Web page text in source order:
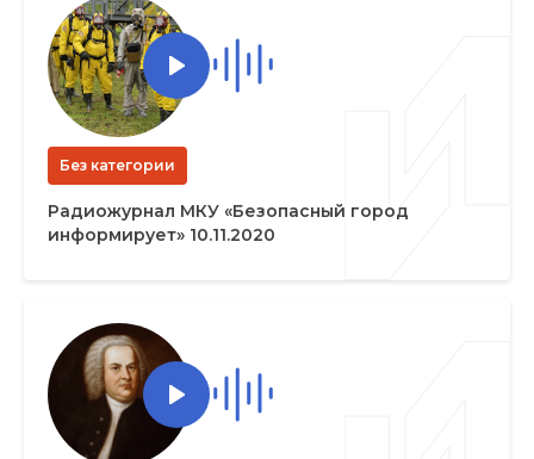
Без категории
Радиожурнал МКУ «Безопасный город
информирует» 10.11.2020